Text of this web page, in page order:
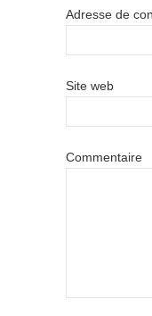
Adresse de
Site web
Commentaire